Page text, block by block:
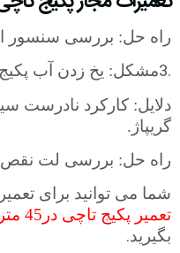
راه حل: بررسی سنسور
3.مشکل: یخ زدن آب
دلایل: کارکرد نادرست
گریپاژ.
راه حل: بررسی لت نقص
شما می توانید برای
تعمیر پکیج تاچی در45 متری عمار یاسر قم
بگیرید.